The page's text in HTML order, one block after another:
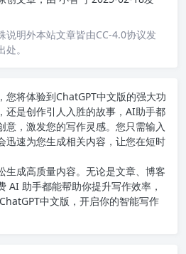
说明外本站文章皆由CC-4.0协议发
。
您将体验到ChatGPT中文版的强大功
还是创作引人入胜的故事，AI助手都
意，激发您的写作灵感。您只需输入
迅速为您生成相关内容，让您在短时
生成高质量内容。无论是文章、博客
AI 助手都能帮助你提升写作效率，
ChatGPT中文版 ，开启你的智能写作